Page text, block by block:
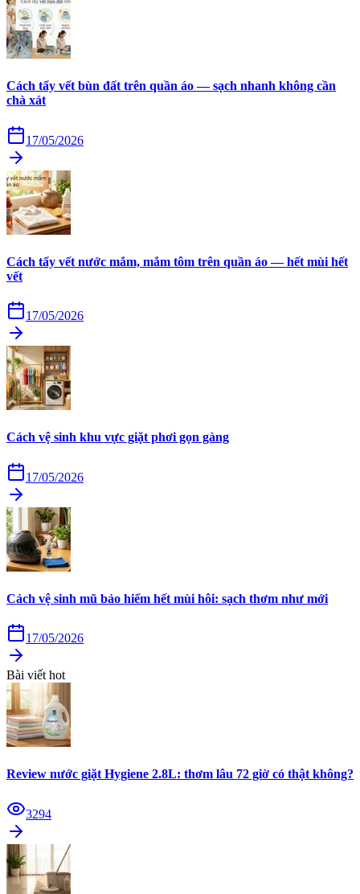
Cách tẩy vết bùn đất trên quần áo — sạch nhanh không cần
chà xát
17/05/2026
Cách tẩy vết nước mắm, mắm tôm trên quần áo — hết mùi hết
vết
17/05/2026
Cách vệ sinh khu vực giặt phơi gọn gàng
17/05/2026
Cách vệ sinh mũ bảo hiểm hết mùi hôi: sạch thơm như mới
17/05/2026
Bài viết hot
Review nước giặt Hygiene 2.8L: thơm lâu 72 giờ có thật không?
3294